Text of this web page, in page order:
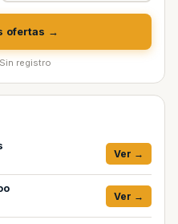
ofertas →
registro
Ver →
Ver →